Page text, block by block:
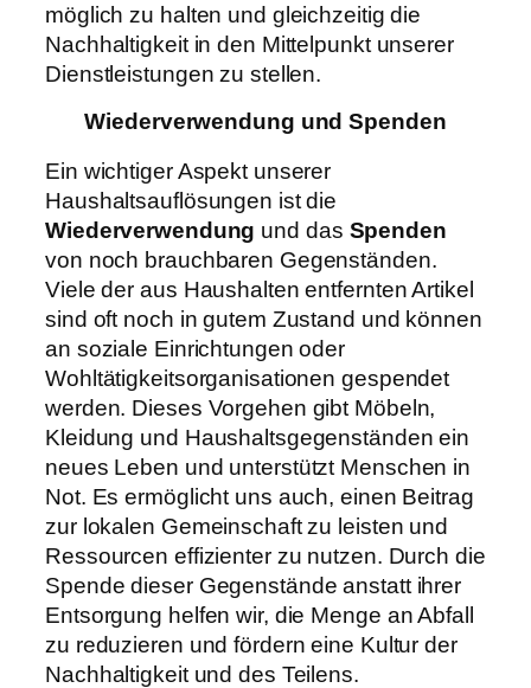
möglich zu halten und gleichzeitig die
Nachhaltigkeit in den Mittelpunkt unserer
Dienstleistungen zu stellen.
Wiederverwendung und Spenden
Ein wichtiger Aspekt unserer
Haushaltsauflösungen ist die
Wiederverwendung und das Spenden
von noch brauchbaren Gegenständen.
Viele der aus Haushalten entfernten Artikel
sind oft noch in gutem Zustand und können
an soziale Einrichtungen oder
Wohltätigkeitsorganisationen gespendet
werden. Dieses Vorgehen gibt Möbeln,
Kleidung und Haushaltsgegenständen ein
neues Leben und unterstützt Menschen in
Not. Es ermöglicht uns auch, einen Beitrag
zur lokalen Gemeinschaft zu leisten und
Ressourcen effizienter zu nutzen. Durch die
Spende dieser Gegenstände anstatt ihrer
Entsorgung helfen wir, die Menge an Abfall
zu reduzieren und fördern eine Kultur der
Nachhaltigkeit und des Teilens.